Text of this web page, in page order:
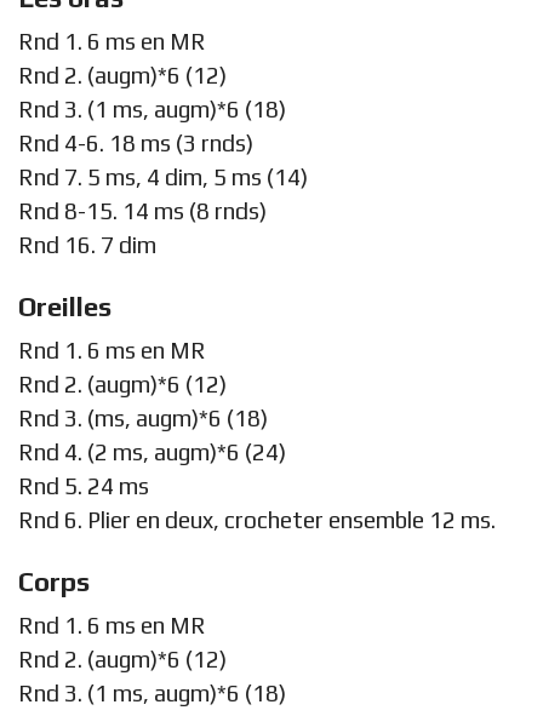
Rnd 1. 6 ms en MR
Rnd 2. (augm)*6 (12)
Rnd 3. (1 ms, augm)*6 (18)
Rnd 4-6. 18 ms (3 rnds)
Rnd 7. 5 ms, 4 dim, 5 ms (14)
Rnd 8-15. 14 ms (8 rnds)
Rnd 16. 7 dim
Oreilles
Rnd 1. 6 ms en MR
Rnd 2. (augm)*6 (12)
Rnd 3. (ms, augm)*6 (18)
Rnd 4. (2 ms, augm)*6 (24)
Rnd 5. 24 ms
Rnd 6. Plier en deux, crocheter ensemble 12 ms.
Corps
Rnd 1. 6 ms en MR
Rnd 2. (augm)*6 (12)
Rnd 3. (1 ms, augm)*6 (18)